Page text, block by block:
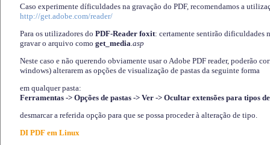
Caso experimente díficuldades na gravação do PDF, recomendamos a
http://get.adobe.com/reader/
Para os utilizadores do PDF-Reader foxit: certamente sentirão dificuldades
gravar o arquivo como get_media.asp
Neste caso e não querendo obviamente usar o Adobe PDF reader, poderão
windows) alterarem as opções de visualização de pastas da seguinte forma
em qualquer pasta:
Ferramentas -> Opções de pastas -> Ver -> Ocultar extensões para tipos
desmarcar a referida opção para que se possa proceder à alteração de tipo.
DI PDF em Linux